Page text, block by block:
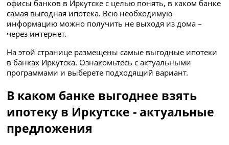
офисы банков в Иркутске с целью понять, в каком банке
самая выгодная ипотека. Всю необходимую
информацию можно получить не выходя из дома –
через интернет.
На этой странице размещены самые выгодные ипотеки
в банках Иркутска. Ознакомьтесь с актуальными
программами и выберете подходящий вариант.
В каком банке выгоднее взять
ипотеку в Иркутске - актуальные
предложения